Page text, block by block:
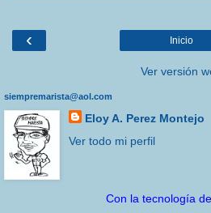
‹ Inicio
Ver versión
siempremarista@aol.com
Eloy A. Perez Montejo
Ver todo mi perfil
Con la tecnología de